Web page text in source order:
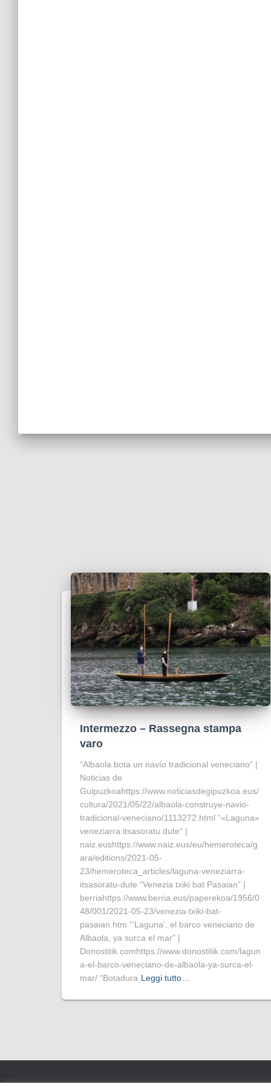
Intermezzo – Rassegna stampa
varo
“Albaola bota un navío tradicional veneciano” |
Noticias de
Guipuzkoahttps://www.noticiasdegipuzkoa.eus/
cultura/2021/05/22/albaola-construye-navio-
tradicional-veneciano/1113272.html “«Laguna»
veneziarra itsasoratu dute” |
naiz.eushttps://www.naiz.eus/eu/hemeroteca/g
ara/editions/2021-05-
23/hemeroteca_articles/laguna-veneziarra-
itsasoratu-dute “Venezia txiki bat Pasaian” |
berriahttps://www.berria.eus/paperekoa/1956/0
48/001/2021-05-23/venezia-txiki-bat-
pasaian.htm “‘Laguna’, el barco veneciano de
Albaola, ya surca el mar” |
Donostitik.comhttps://www.donostitik.com/lagun
a-el-barco-veneciano-de-albaola-ya-surca-el-
mar/ “Botadura Leggi tutto…